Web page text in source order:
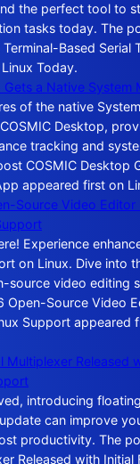
the perfect tool to
tasks today. The
Based Serial
Today.
Gets a Native System
of the native
Desktop,
tracking and
COSMIC Desktop
appeared first on
Source Video Editor
Experience
on Linux. Dive into
source video editing
Open-Source Video
Support appeared
Multiplexer Released
introducing
can improve
productivity. The
Released with Initial